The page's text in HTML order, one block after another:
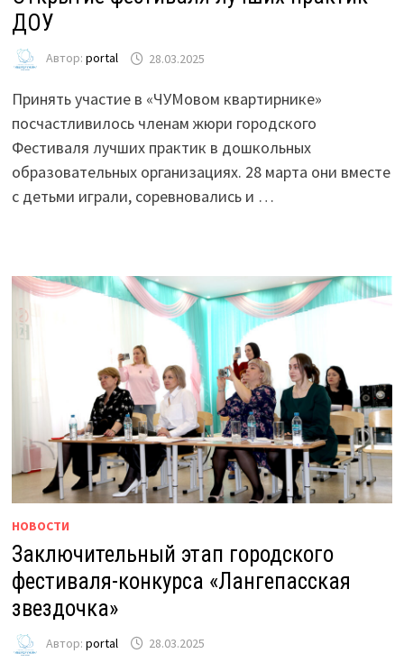
ДОУ
Автор: portal 28.03.2025
Принять участие в «ЧУМовом квартирнике»
посчастливилось членам жюри городского
Фестиваля лучших практик в дошкольных
образовательных организациях. 28 марта они вместе
с детьми играли, соревновались и …
НОВОСТИ
Заключительный этап городского
фестиваля-конкурса «Лангепасская
звездочка»
Автор: portal 28.03.2025